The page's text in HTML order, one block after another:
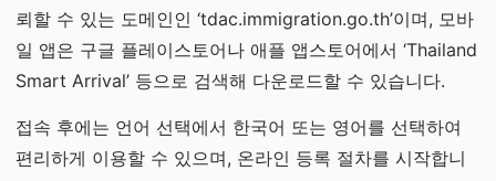
뢰할 수 있는 도메인인 ‘tdac.immigration.go.th’이며, 모바
일 앱은 구글 플레이스토어나 애플 앱스토어에서 ‘Thailand
Smart Arrival’ 등으로 검색해 다운로드할 수 있습니다.
접속 후에는 언어 선택에서 한국어 또는 영어를 선택하여
편리하게 이용할 수 있으며, 온라인 등록 절차를 시작합니